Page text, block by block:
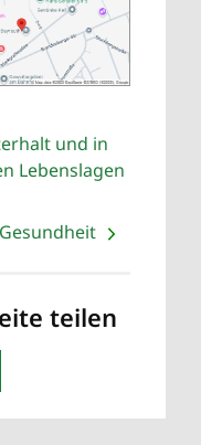
und in
Lebenslagen
teilen